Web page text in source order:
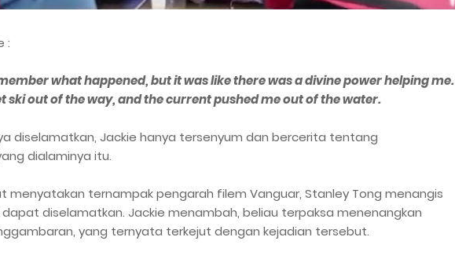
:
what happened, but it was like there was a divine power helping me.
ski out of the way, and the current pushed me out of the water.
diselamatkan, Jackie hanya tersenyum dan bercerita tentang
dialaminya itu.
menyatakan ternampak pengarah filem Vanguar, Stanley Tong menangis
diselamatkan. Jackie menambah, beliau terpaksa menenangkan
yang ternyata terkejut dengan kejadian tersebut.